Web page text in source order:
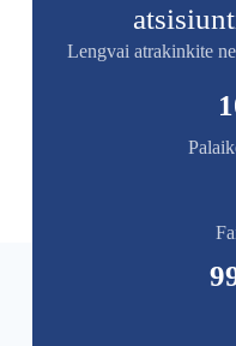
Lengvai atrakinkite